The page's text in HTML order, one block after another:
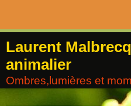
Page d'accueil
Livre d'or
Contact
Laurent
animalier
Ombres,lumières et